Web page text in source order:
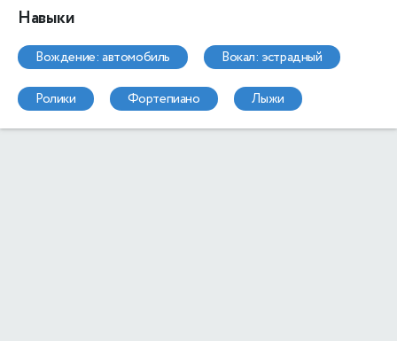
Навыки
вождение: автомобиль вокал: эстрадный
ролики фортепиано лыжи